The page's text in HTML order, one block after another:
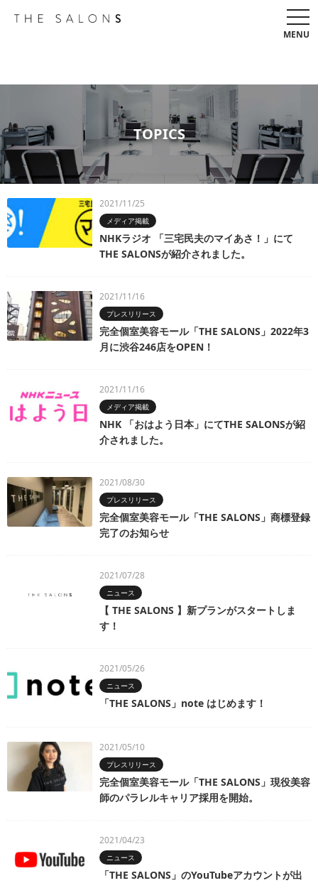
MENU
TOPICS
2021/11/25
メディア掲載
NHKラジオ 「三宅民夫のマイあさ！」にて
THE SALONSが紹介されました。
2021/11/16
プレスリリース
完全個室美容モール「THE SALONS」2022年3
月に渋谷246店をOPEN！
2021/11/16
メディア掲載
NHK 「おはよう日本」にてTHE SALONSが紹
介されました。
2021/08/30
プレスリリース
完全個室美容モール「THE SALONS」商標登録
完了のお知らせ
2021/07/28
ニュース
【 THE SALONS 】新プランがスタートしま
す！
2021/05/26
ニュース
「THE SALONS」note はじめます！
2021/05/10
プレスリリース
完全個室美容モール「THE SALONS」現役美容
師のパラレルキャリア採用を開始。
2021/04/23
ニュース
「THE SALONS」のYouTubeアカウントが出